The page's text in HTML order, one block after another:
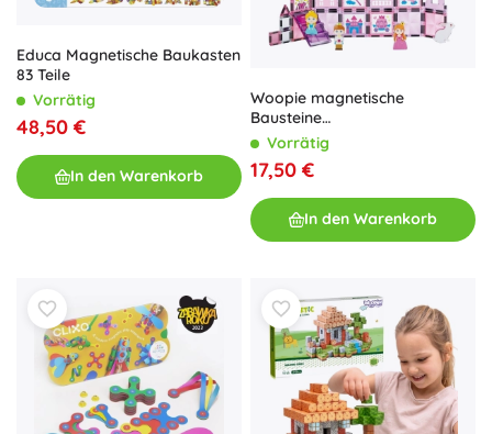
Educa Magnetische Baukasten
83 Teile
Vorrätig
48,50 €
In den Warenkorb
Woopie magnetische
Bausteine
Prinzessinnenschloss 50 Teile
Vorrätig
17,50 €
In den Warenkorb